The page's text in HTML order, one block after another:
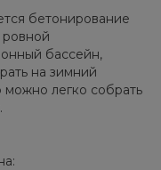
бетонирование
бассейн,
на зимний
можно легко собрать